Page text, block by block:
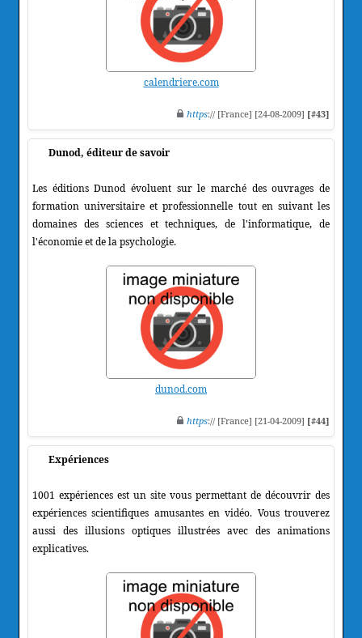
calendriere.com
https:// [France] [24-08-2009] [#43]
Dunod, éditeur de savoir
Les éditions Dunod évoluent sur le marché des ouvrages de
formation universitaire et professionnelle tout en suivant les
domaines des sciences et techniques, de l'informatique, de
l'économie et de la psychologie.
dunod.com
https:// [France] [21-04-2009] [#44]
Expériences
1001 expériences est un site vous permettant de découvrir des
expériences scientifiques amusantes en vidéo. Vous trouverez
aussi des illusions optiques illustrées avec des animations
explicatives.